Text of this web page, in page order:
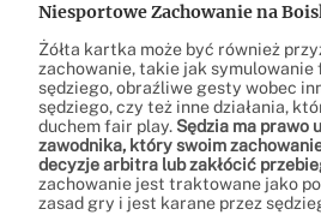
Niesportowe Zachowanie na
Żółta kartka może być również
zachowanie, takie jak symulowanie
sędziego, obraźliwe gesty wobec
sędziego, czy też inne działania,
duchem fair play. Sędzia ma prawo
zawodnika, który swoim
decyzje arbitra lub zakłócić
zachowanie jest traktowane jako
zasad gry i jest karane przez